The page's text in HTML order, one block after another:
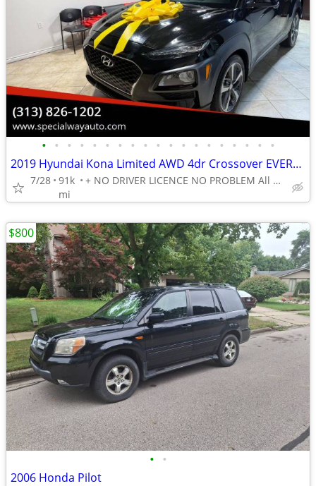
• • • • • • • • • • • • • • • • • • •
2019 Hyundai Kona Limited AWD 4dr Crossover EVERY ONE GET APPROVED 0 DOWN
7/28 91k
mi
+ NO DRIVER LICENCE NO PROBLEM All DONE IN HOUSE PLATE TITLE
• •
2006 Honda Pilot
$800